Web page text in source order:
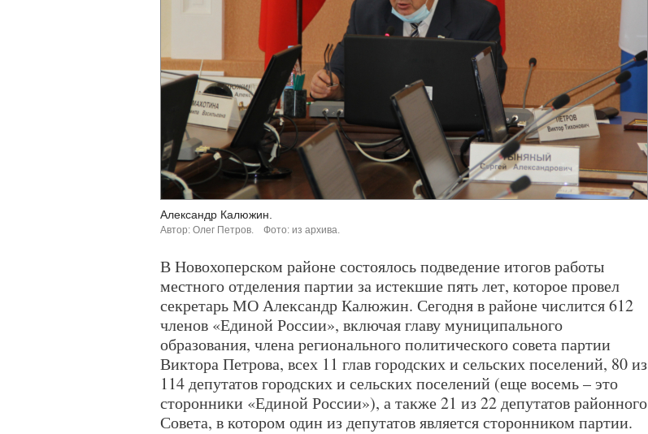
Александр Калюжин.
Автор: Олег Петров. Фото: из архива.
В Новохоперском районе состоялось подведение итогов работы
местного отделения партии за истекшие пять лет, которое провел
секретарь МО Александр Калюжин. Сегодня в районе числится 612
членов «Единой России», включая главу муниципального
образования, члена регионального политического совета партии
Виктора Петрова, всех 11 глав городских и сельских поселений, 80 из
114 депутатов городских и сельских поселений (еще восемь – это
сторонники «Единой России»), а также 21 из 22 депутатов районного
Совета, в котором один из депутатов является сторонником партии.